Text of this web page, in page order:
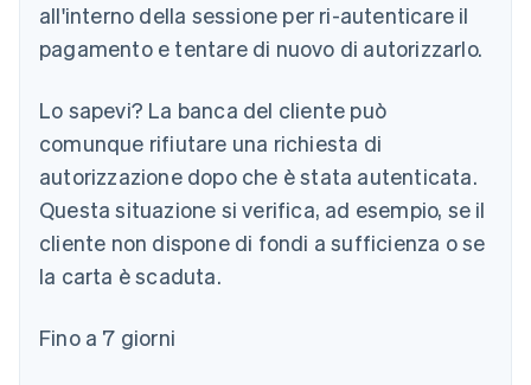
all'interno della sessione per ri-autenticare il
pagamento e tentare di nuovo di autorizzarlo.
Lo sapevi? La banca del cliente può
comunque rifiutare una richiesta di
autorizzazione dopo che è stata autenticata.
Questa situazione si verifica, ad esempio, se il
cliente non dispone di fondi a sufficienza o se
la carta è scaduta.
Fino a 7 giorni